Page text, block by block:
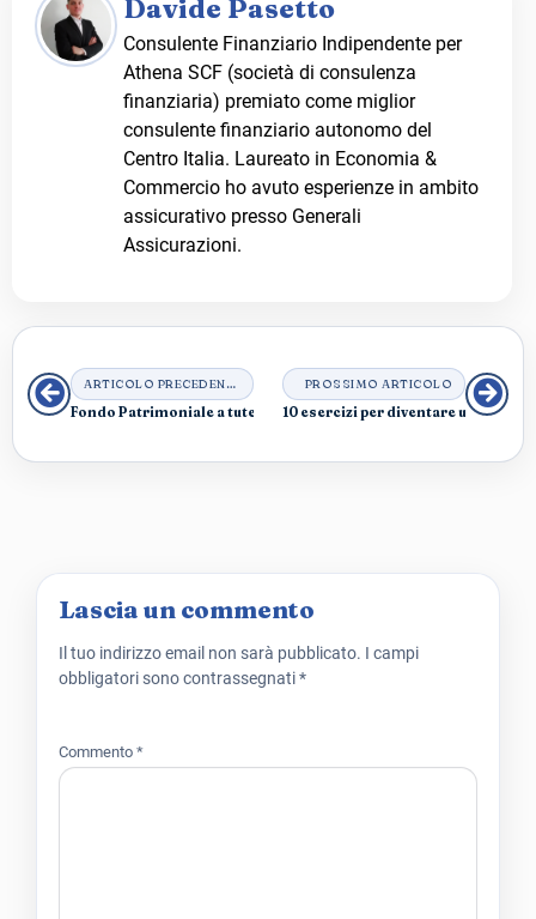
Davide Pasetto
Consulente Finanziario Indipendente per
Athena SCF (società di consulenza
finanziaria) premiato come miglior
consulente finanziario autonomo del
Centro Italia. Laureato in Economia &
Commercio ho avuto esperienze in ambito
assicurativo presso Generali
Assicurazioni.
ARTICOLO PRECEDENTE
Fondo Patrimoniale a tutela del patrimonio familiare
PROSSIMO ARTICOLO
10 esercizi per diventare un
Lascia un commento
Il tuo indirizzo email non sarà pubblicato. I campi
obbligatori sono contrassegnati*
Commento *